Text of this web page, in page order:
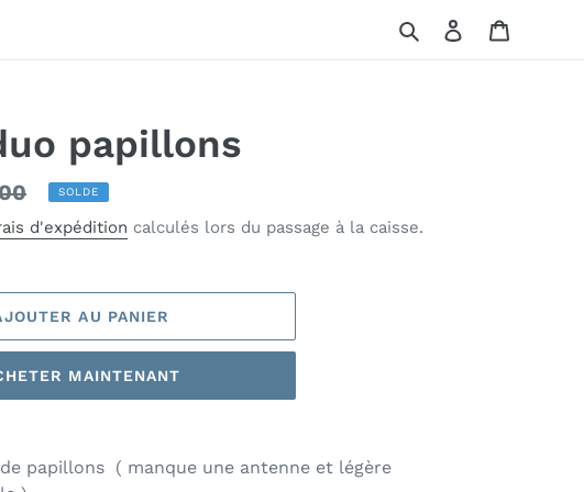
RechercherSe connecter
papillons
SOLDE
d'expédition calculés lors du passage à la caisse.
AU PANIER
MAINTENANT
papillons ( manque une antenne et légère